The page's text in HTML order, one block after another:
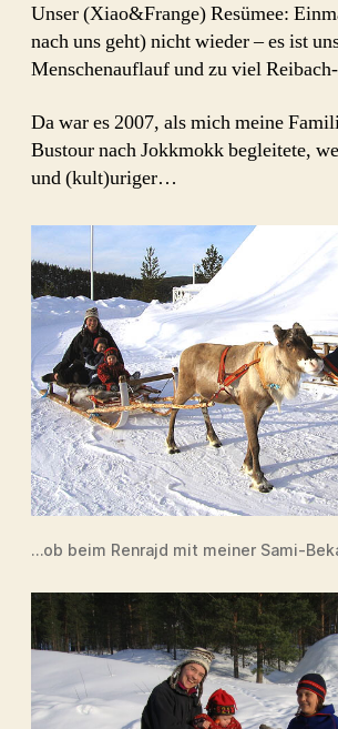
Unser (Xiao&Frange) Resümee:
nach uns geht) nicht wieder – es ist
Menschenauflauf und zu viel
Da war es 2007, als mich meine
Bustour nach Jokkmokk begleitete,
und (kult)uriger…
…ob beim Renrajd mit meiner Sami-